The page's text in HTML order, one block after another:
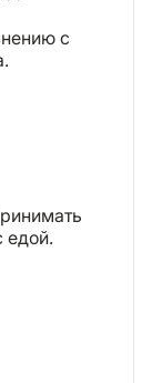
с
едой.